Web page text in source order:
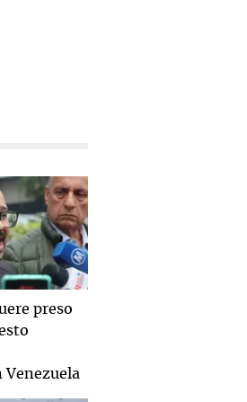
preso